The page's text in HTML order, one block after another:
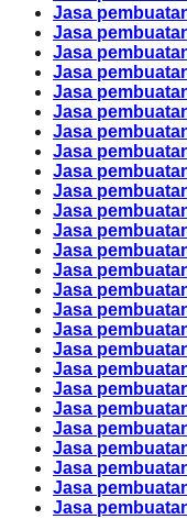
Jasa
Jasa
Jasa
Jasa
Jasa
Jasa
Jasa
Jasa
Jasa
Jasa
Jasa
Jasa
Jasa
Jasa
Jasa
Jasa
Jasa
Jasa
Jasa
Jasa
Jasa
Jasa
Jasa
Jasa
Jasa
Jasa